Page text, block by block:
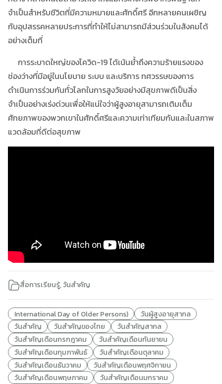
จำเป็นสำหรับชีวิตที่มีความหมายและศักดิ์ศรี อีกหลายคนเผชิญ
กับอุปสรรคหลายประการที่ทำให้ไม่สามารถมีส่วนร่วมในสังคมได้
อย่างเต็มที่
การระบาดใหญ่ของโควิด-19 ได้เน้นย้ำถึงความร้ายแรงของ
ช่องว่างที่มีอยู่ในนโยบาย ระบบ และบริการ ทศวรรษของการ
ดำเนินการร่วมกันทั่วโลกในการสูงวัยอย่างมีสุขภาพดีเป็นสิ่ง
จำเป็นอย่างเร่งด่วนเพื่อให้แน่ใจว่าผู้สูงอายุสามารถเติมเต็ม
ศักยภาพของพวกเขาในศักดิ์ศรีและความเท่าเทียมกันและในสภาพ
แวดล้อมที่ดีต่อสุขภาพ
สื่อการเรียนรู้,วันสำคัญ
International Day of Older Persons)
วันผู้สูงอายุสากล
วันสำคัญ
วันสำคัญของไทย
วันสำคัญสากล
วันสำคัญเดือนกรกฎาคม
วันสำคัญเดือนกันยายน
วันสำคัญเดือนกุมภาพันธ์
วันสำคัญเดือนตุลาคม
วันสำคัญเดือนธันวาคม
วันสำคัญเดือนพฤศจิกายน
วันสำคัญเดือนพฤษภาคม
วันสำคัญเดือนมกราคม